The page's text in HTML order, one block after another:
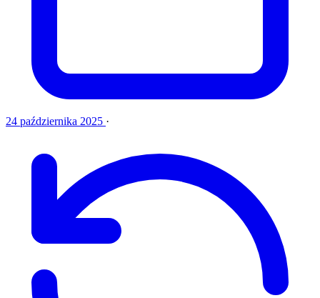
24 października 2025 ·